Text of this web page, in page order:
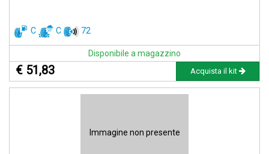
C C 72
Disponibile a magazzino
€ 51,83 Acquista il kit
Immagine non presente